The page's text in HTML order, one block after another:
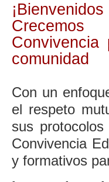
comunidad
Con un
el respeto
sus
Convivencia
y formativos